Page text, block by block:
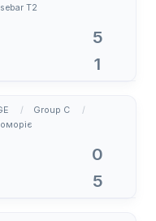
T2
5
1
Group C
0
5